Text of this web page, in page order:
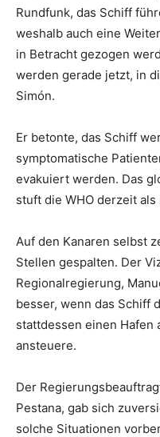
Rundfunk, das Schiff
weshalb auch eine
in Betracht gezogen
werden gerade jetzt, in
Simón.
Er betonte, das Schiff
symptomatische
evakuiert werden. Das
stuft die WHO derzeit
Auf den Kanaren selbst
Stellen gespalten. Der
Regionalregierung,
besser, wenn das Schiff
stattdessen einen Hafen
ansteuere.
Der
Pestana, gab sich
solche Situationen